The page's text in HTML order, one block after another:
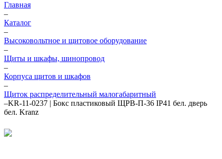
Главная
–
Каталог
–
Высоковольтное и щитовое оборудование
–
Щиты и шкафы, шинопровод
–
Корпуса щитов и шкафов
–
Щиток распределительный малогабаритный
–KR-11-0237 | Бокс пластиковый ЩРВ-П-36 IP41 бел. дверь
бел. Kranz